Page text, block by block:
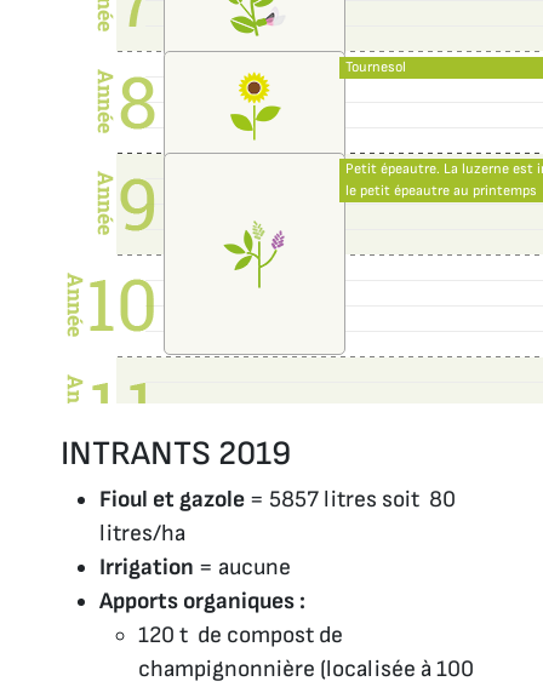
Tournesol
Petit épeautre. La luzerne est
le petit épeautre au printemps
INTRANTS 2019
Fioul et gazole = 5857 litres soit 80
litres/ha
Irrigation = aucune
Apports organiques :
120 t de compost de
champignonnière (localisée à 100